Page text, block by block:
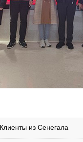
Клиенты из Сенегала